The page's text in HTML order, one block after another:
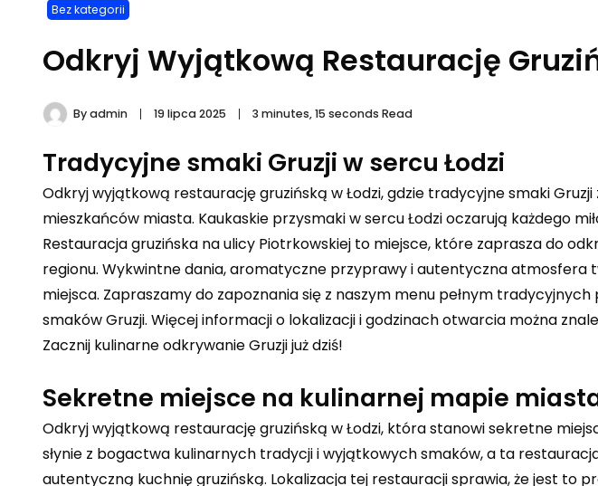
Bez kategorii
Odkryj Wyjątkową Restaurację
Byadmin 19 lipca 2025 3 minutes, 15 seconds Read
Tradycyjne smaki Gruzji w sercu Łodzi
Odkryj wyjątkową restaurację gruzińską w Łodzi, gdzie tradycyjne smaki
mieszkańców miasta. Kaukaskie przysmaki w sercu Łodzi oczarują każdego
Restauracja gruzińska na ulicy Piotrkowskiej to miejsce, które zaprasza do
regionu. Wykwintne dania, aromatyczne przyprawy i autentyczna
miejsca. Zapraszamy do zapoznania się z naszym menu pełnym
smaków Gruzji. Więcej informacji o lokalizacji i godzinach otwarcia można
Zacznij kulinarne odkrywanie Gruzji już dziś!
Sekretne miejsce na kulinarnej mapie
Odkryj wyjątkową restaurację gruzińską w Łodzi, która stanowi sekretne
słynie z bogactwa kulinarnych tradycji i wyjątkowych smaków, a ta
autentyczną kuchnię gruzińską. Lokalizacja tej restauracji sprawia, że jest to